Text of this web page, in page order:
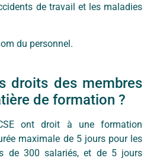
de travail et les maladies
du personnel.
droits des membres
de formation ?
ont droit à une formation
maximale de 5 jours pour les
de 300 salariés, et de 5 jours